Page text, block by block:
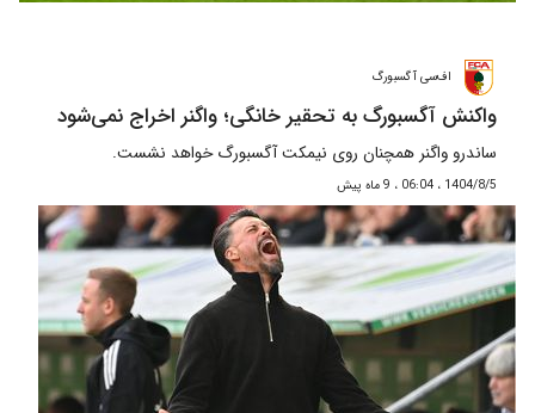
اف‌سی آگسبورگ
واکنش آگسبورگ به تحقیر خانگی؛ واگنر اخراج نمی‌شود
ساندرو واگنر همچنان روی نیمکت آگسبورگ خواهد نشست.
1404/8/5 ، 06:04 ، 9 ماه پیش